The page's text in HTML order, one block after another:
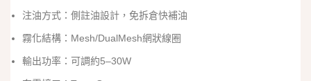
注油方式：側註油設計，免拆倉快補油
霧化結構：Mesh/DualMesh網狀線圈
輸出功率：可調約5–30W